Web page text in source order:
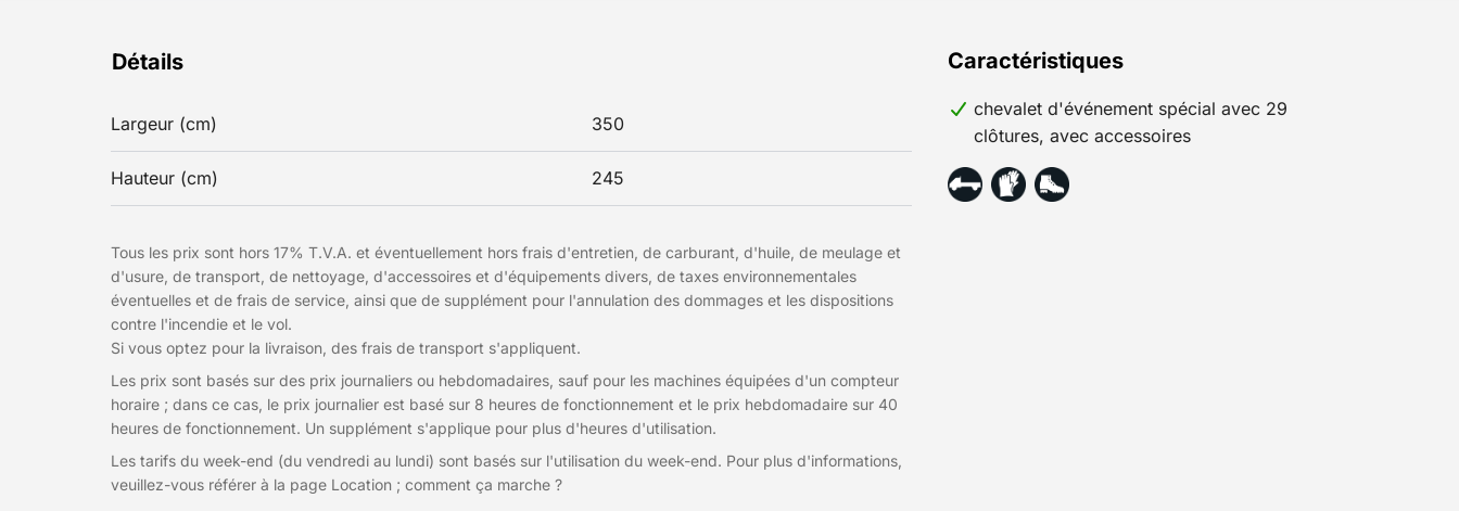
Détails
Largeur (cm) 350
Hauteur (cm) 245
Caractéristiques
chevalet d'événement spécial avec 29
clôtures, avec accessoires
Tous les prix sont hors 17% T.V.A. et éventuellement hors frais d'entretien, de carburant, d'huile, de meulage et
d'usure, de transport, de nettoyage, d'accessoires et d'équipements divers, de taxes environnementales
éventuelles et de frais de service, ainsi que de supplément pour l'annulation des dommages et les dispositions
contre l'incendie et le vol.
Si vous optez pour la livraison, des frais de transport s'appliquent.
Les prix sont basés sur des prix journaliers ou hebdomadaires, sauf pour les machines équipées d'un compteur
horaire ; dans ce cas, le prix journalier est basé sur 8 heures de fonctionnement et le prix hebdomadaire sur 40
heures de fonctionnement. Un supplément s'applique pour plus d'heures d'utilisation.
Les tarifs du week-end (du vendredi au lundi) sont basés sur l'utilisation du week-end. Pour plus d'informations,
veuillez-vous référer à la page Location ; comment ça marche ?